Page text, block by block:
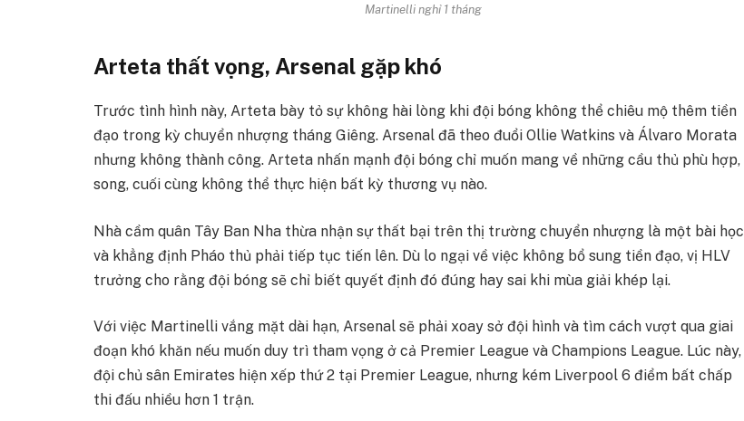
Martinelli nghỉ 1 tháng
Arteta thất vọng, Arsenal gặp khó
Trước tình hình này, Arteta bày tỏ sự không hài lòng khi đội bóng không thể chiêu mộ thêm tiền
đạo trong kỳ chuyển nhượng tháng Giêng. Arsenal đã theo đuổi Ollie Watkins và Álvaro Morata
nhưng không thành công. Arteta nhấn mạnh đội bóng chỉ muốn mang về những cầu thủ phù hợp,
song, cuối cùng không thể thực hiện bất kỳ thương vụ nào.
Nhà cầm quân Tây Ban Nha thừa nhận sự thất bại trên thị trường chuyển nhượng là một bài học
và khẳng định Pháo thủ phải tiếp tục tiến lên. Dù lo ngại về việc không bổ sung tiền đạo, vị HLV
trưởng cho rằng đội bóng sẽ chỉ biết quyết định đó đúng hay sai khi mùa giải khép lại.
Với việc Martinelli vắng mặt dài hạn, Arsenal sẽ phải xoay sở đội hình và tìm cách vượt qua giai
đoạn khó khăn nếu muốn duy trì tham vọng ở cả Premier League và Champions League. Lúc này,
đội chủ sân Emirates hiện xếp thứ 2 tại Premier League, nhưng kém Liverpool 6 điểm bất chấp
thi đấu nhiều hơn 1 trận.